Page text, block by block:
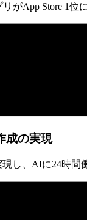
がApp Store 1位
成の実現
し、AIに24時間